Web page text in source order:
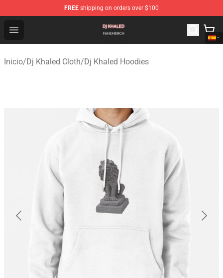
FREE shipping on orders over $100
Open menu
Dj Khaled Shop - Official Dj Khaled Merchandise Store
Inicio/Dj Khaled Cloth/Dj Khaled Hoodies